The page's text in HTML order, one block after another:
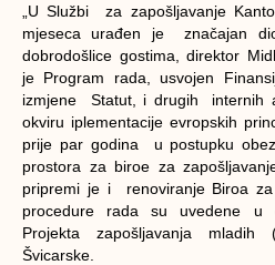
„U Službi za zapošljavanje
mjeseca urađen je značajan
dobrodošlice gostima, direktor
je Program rada, usvojen
izmjene Statut, i drugih
okviru iplementacije evropskih
prije par godina u postupku
prostora za biroe za
pripremi je i renoviranje Biroa za
procedure rada su uvedene u
Projekta zapošljavanja
Švicarske.